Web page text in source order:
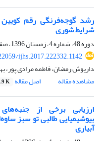
رشد گوجه‌فرنگی رقم
شرایط شوری
دوره 48، شماره 4، زمستان 1396، صفحه
ijhs.2017.222332.1142
داریوش رمضان، فاطمه مرادی پور،
مشاهده مقاله
اصل مقاله K
ارزیابی برخی از
بیوشیمیایی طالبی تو سبز
آبیاری